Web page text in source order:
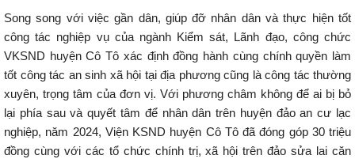
Song song với việc gần dân, giúp đỡ nhân dân và thực hiện tốt
công tác nghiệp vụ của ngành Kiểm sát, Lãnh đạo, công chức
VKSND huyện Cô Tô xác định đồng hành cùng chính quyền làm
tốt công tác an sinh xã hội tại địa phương cũng là công tác thường
xuyên, trọng tâm của đơn vị. Với phương châm không để ai bị bỏ
lại phía sau và quyết tâm để nhân dân trên huyện đảo an cư lạc
nghiệp, năm 2024, Viện KSND huyện Cô Tô đã đóng góp 30 triệu
đồng cùng với các tổ chức chính trị, xã hội trên đảo sửa lai căn